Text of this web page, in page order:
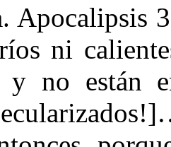
Apocalipsis
ni
y no están